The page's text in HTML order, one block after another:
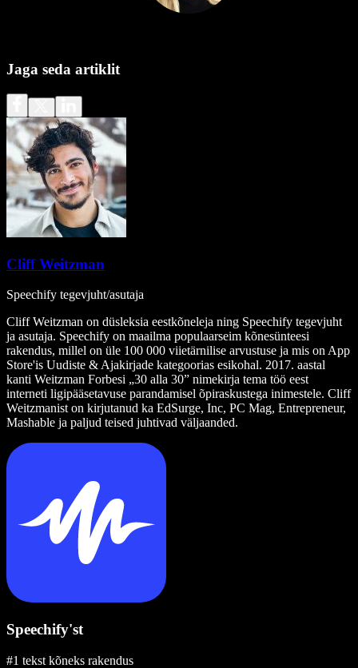
Jaga seda artiklit
Cliff Weitzman
Speechify tegevjuht/asutaja
Cliff Weitzman on düsleksia eestkõneleja ning Speechify tegevjuht
ja asutaja. Speechify on maailma populaarseim kõnesünteesi
rakendus, millel on üle 100 000 viietärnilise arvustuse ja mis on App
Store'is Uudiste & Ajakirjade kategoorias esikohal. 2017. aastal
kanti Weitzman Forbesi „30 alla 30” nimekirja tema töö eest
interneti ligipääsetavuse parandamisel õpiraskustega inimestele. Cliff
Weitzmanist on kirjutanud ka EdSurge, Inc, PC Mag, Entrepreneur,
Mashable ja paljud teised juhtivad väljaanded.
Speechify'st
#1 tekst kõneks rakendus